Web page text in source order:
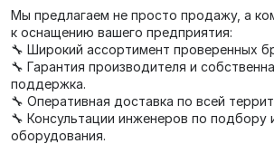
Мы предлагаем не просто продажу, а
к оснащению вашего предприятия:
🔧 Широкий ассортимент проверенных
🔧 Гарантия производителя и
поддержка.
🔧 Оперативная доставка по всей
🔧 Консультации инженеров по подбору
оборудования.